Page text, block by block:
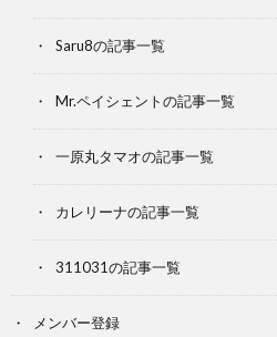
Saru8の記事一覧
Mr.ペイシェントの記事一覧
一原丸タマオの記事一覧
カレリーナの記事一覧
311031の記事一覧
メンバー登録